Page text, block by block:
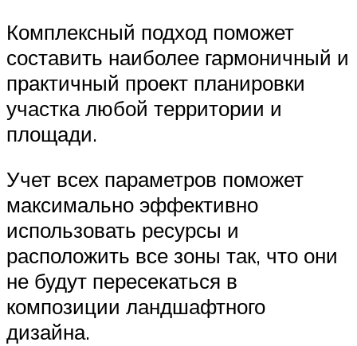
Комплексный подход поможет
составить наиболее гармоничный и
практичный проект планировки
участка любой территории и
площади.
Учет всех параметров поможет
максимально эффективно
использовать ресурсы и
расположить все зоны так, что они
не будут пересекаться в
композиции ландшафтного
дизайна.